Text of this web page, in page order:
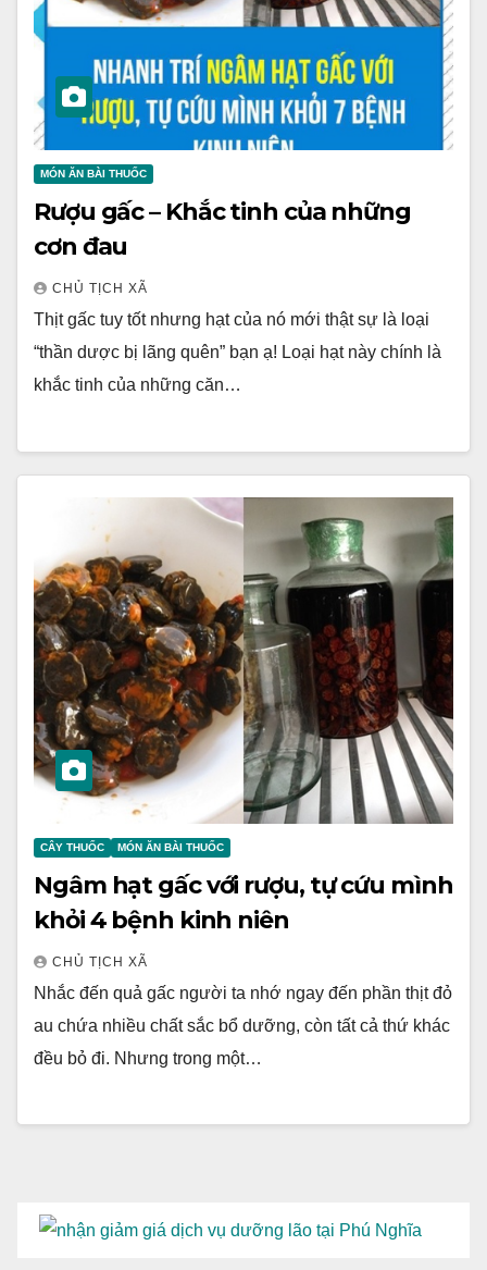
MÓN ĂN BÀI THUỐC
Rượu gấc – Khắc tinh của những
cơn đau
CHỦ TỊCH XÃ
Thịt gấc tuy tốt nhưng hạt của nó mới thật sự là loại
“thần dược bị lãng quên” bạn ạ! Loại hạt này chính là
khắc tinh của những căn…
CÂY THUỐC MÓN ĂN BÀI THUỐC
Ngâm hạt gấc với rượu, tự cứu mình
khỏi 4 bệnh kinh niên
CHỦ TỊCH XÃ
Nhắc đến quả gấc người ta nhớ ngay đến phần thịt đỏ
au chứa nhiều chất sắc bổ dưỡng, còn tất cả thứ khác
đều bỏ đi. Nhưng trong một…